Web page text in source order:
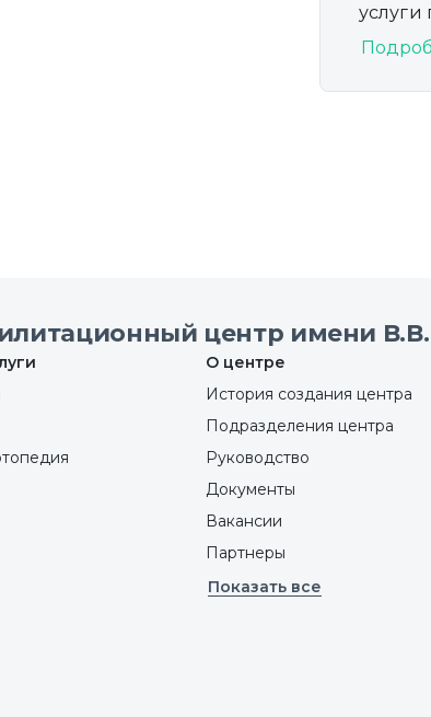
центр имени
О центре
История создания центра
Подразделения центра
Руководство
Документы
Вакансии
Партнеры
Показать все